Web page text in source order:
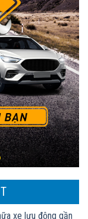
xe lưu động gần